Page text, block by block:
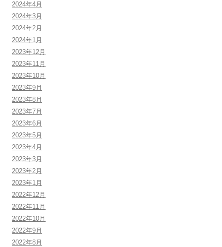
2024年4月
2024年3月
2024年2月
2024年1月
2023年12月
2023年11月
2023年10月
2023年9月
2023年8月
2023年7月
2023年6月
2023年5月
2023年4月
2023年3月
2023年2月
2023年1月
2022年12月
2022年11月
2022年10月
2022年9月
2022年8月